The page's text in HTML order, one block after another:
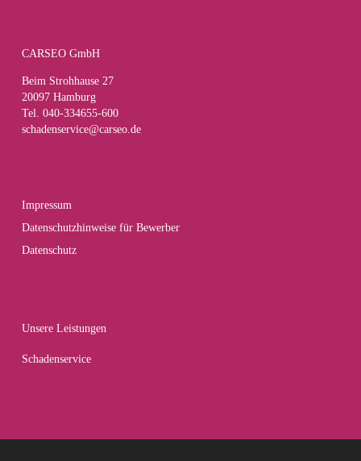
CARSEO GmbH
Beim Strohhause 27
20097 Hamburg
Tel. 040-334655-600
schadenservice@carseo.de
Impressum
Datenschutzhinweise für Bewerber
Datenschutz
Unsere Leistungen
Schadenservice